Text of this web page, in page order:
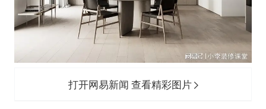
打开网易新闻 查看精彩图片